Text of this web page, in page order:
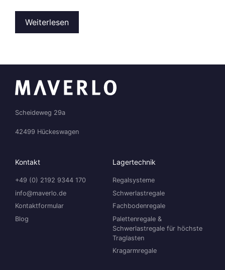
Weiterlesen
Scheideweg 29a
42499 Hückeswagen
Kontakt
+49 (0) 2192 9344 170
info@maverlo.de
Kontaktformular
Blog
Lagertechnik
Regalsysteme
Schwerlastregale
Fachbodenregale
Palettenregale &
Schwerlastregale für höchste
Traglasten
Kragarmregale